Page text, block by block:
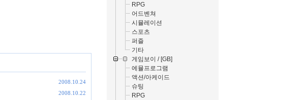
2008.10.24
2008.10.22
RPG
어드벤쳐
시뮬레이션
스포츠
퍼즐
기타
게임보이 / [GB]
에뮬프로그램
액션/아케이드
슈팅
RPG